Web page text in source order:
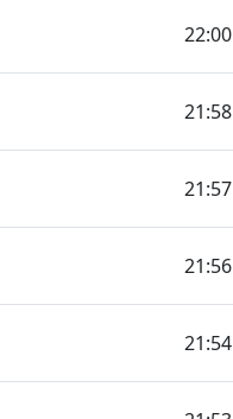
22:00
21:58
21:57
21:56
21:54